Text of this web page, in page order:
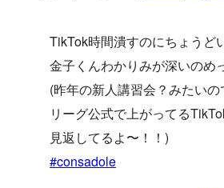
TikTok時間潰すのにちょうど
金子くんわかりみが深いのめ
(昨年の新人講習会？みたい
リーグ公式で上がってる
見返してるよ〜！！)
#consadole